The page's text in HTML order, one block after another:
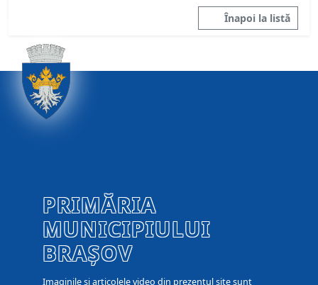
Înapoi la listă
PRIMĂRIA
MUNICIPIULUI
BRAȘOV
Imaginile și articolele video din prezentul site sunt